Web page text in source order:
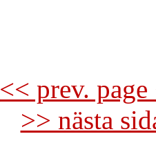
<< prev.
>> nästa